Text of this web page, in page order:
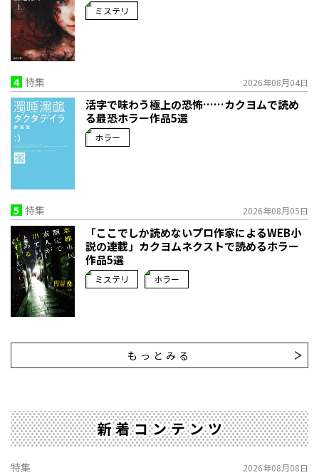
ミステリ
4 特集 2026年08月04日
活字で味わう極上の恐怖……カクヨムで読め
る最恐ホラー作品5選
ホラー
5 特集 2026年08月05日
「ここでしか読めないプロ作家によるWEB小
説の連載」――カクヨムネクストで読めるホラー
作品5選
ミステリ ホラー
もっとみる
新着コンテンツ
特集 2026年08月08日